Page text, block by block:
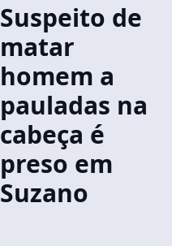
Suspeito de
matar
homem a
pauladas na
cabeça é
preso em
Suzano